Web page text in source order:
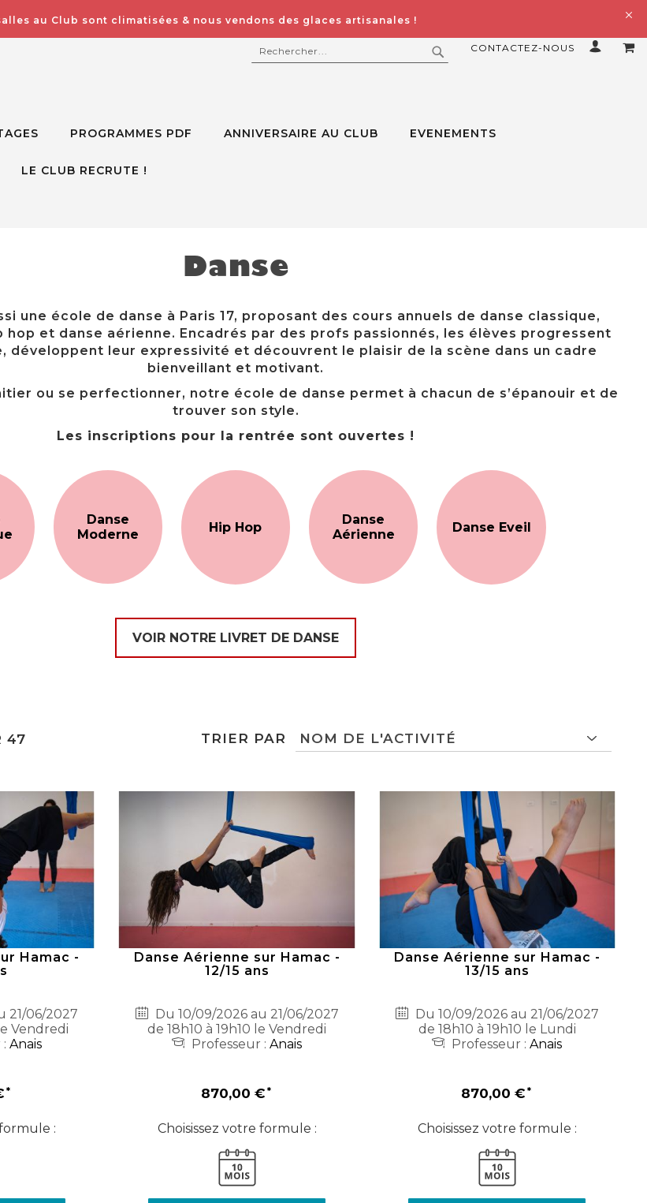
au Club sont climatisées & nous vendons des glaces artisanales !
CONTACTEZ-NOUS
RECHERCHER
PROGRAMMES PDF ANNIVERSAIRE AU CLUB EVENEMENTS
LE CLUB RECRUTE !
Danse
une école de danse à Paris 17, proposant des cours annuels de danse classique,
hop et danse aérienne. Encadrés par des profs passionnés, les élèves progressent
développent leur expressivité et découvrent le plaisir de la scène dans un cadre
bienveillant et motivant.
ou se perfectionner, notre école de danse permet à chacun de s’épanouir et de
trouver son style.
Les inscriptions pour la rentrée sont ouvertes !
Danse
Moderne
Hip Hop
Danse
Aérienne
Danse Eveil
VOIR NOTRE LIVRET DE DANSE
47 TRIER PAR
Hamac -
21/06/2027
Vendredi
Anais
:
Danse Aérienne sur Hamac -
12/15 ans
Du 10/09/2026 au 21/06/2027
de 18h10 à 19h10 le Vendredi
Professeur :Anais
870,00 €
Choisissez votre formule :
Danse Aérienne sur Hamac -
13/15 ans
Du 10/09/2026 au 21/06/2027
de 18h10 à 19h10 le Lundi
Professeur :Anais
870,00 €
Choisissez votre formule :